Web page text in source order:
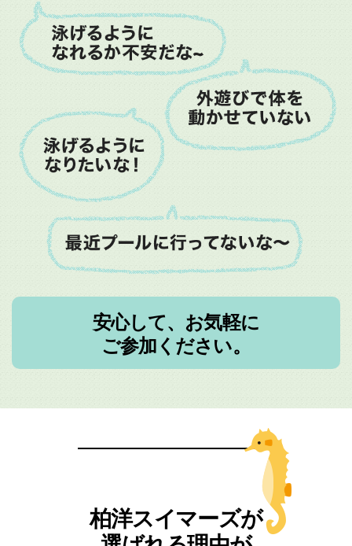
安心して、お気軽に
ご参加ください。
柏洋スイマーズが